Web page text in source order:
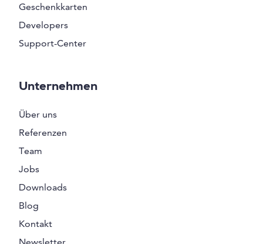
Geschenkkarten
Developers
Support-Center
Unternehmen
Über uns
Referenzen
Team
Jobs
Downloads
Blog
Kontakt
Newsletter